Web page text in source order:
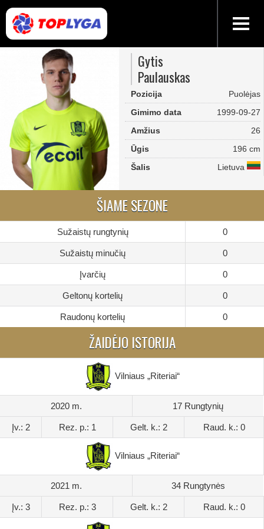
Gytis
Paulauskas
Pozicija
Puolėjas
Gimimo data
1999-09-27
Amžius
26
Ūgis
196 cm
Šalis
Lietuva
ŠIAME SEZONE
Sužaistų rungtynių 0
Sužaistų minučių 0
Įvarčių 0
Geltonų kortelių 0
Raudonų kortelių 0
ŽAIDĖJO ISTORIJA
Vilniaus „Riteriai“
2020 m. 17 Rungtynių
Įv.: 2 Rez. p.: 1 Gelt. k.: 2 Raud. k.: 0
Vilniaus „Riteriai“
2021 m. 34 Rungtynės
Įv.: 3 Rez. p.: 3 Gelt. k.: 2 Raud. k.: 0